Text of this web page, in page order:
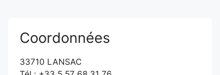
Coordonnées
33710 LANSAC